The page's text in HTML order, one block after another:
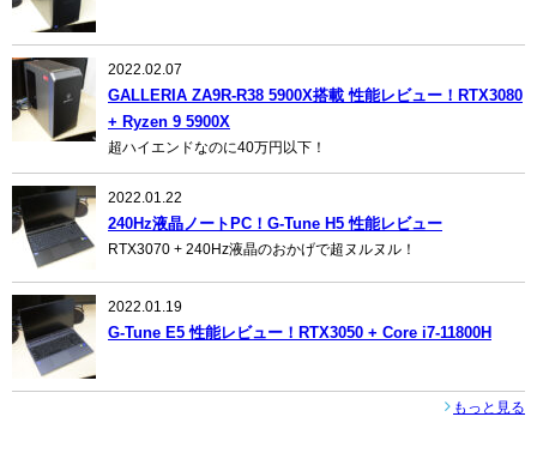
2022.02.07
GALLERIA ZA9R-R38 5900X搭載 性能レビュー！RTX3080
+ Ryzen 9 5900X
超ハイエンドなのに40万円以下！
2022.01.22
240Hz液晶ノートPC！G-Tune H5 性能レビュー
RTX3070 + 240Hz液晶のおかげで超ヌルヌル！
2022.01.19
G-Tune E5 性能レビュー！RTX3050 + Core i7-11800H
もっと見る